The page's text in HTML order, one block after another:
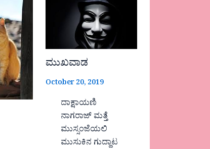
ಮುಖವಾಡ
October 20, 2019
ದಾಕ್ಷಾಯಣಿ
ನಾಗರಾಜ್ ಮತ್ತೆ
ಮುಸ್ಸಂಜೆಯಲಿ
ಮುಸುಕಿನ ಗುದ್ದಾಟ